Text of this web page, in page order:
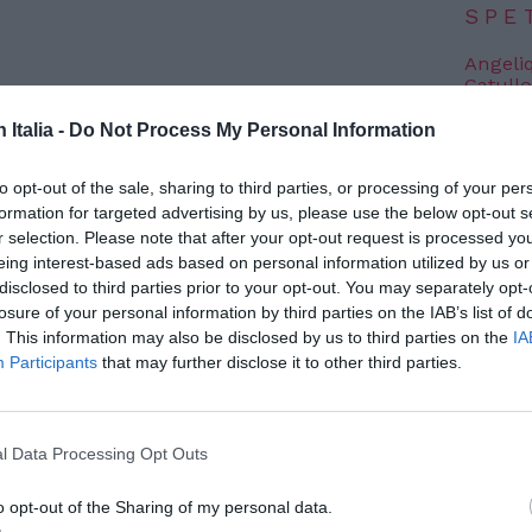
Italia - Do Not Process My Personal Information
opt-out of the sale, sharing to third parties, or processing of your
for targeted advertising by us, please use the below opt-out
selection. Please note that after your opt-out request is processed
interest-based ads based on personal information utilized by us
to third parties prior to your opt-out. You may separately
of your personal information by third parties on the IAB’s list of
This information may also be disclosed by us to third parties on the
Participants that may further disclose it to other third parties.
Data Processing Opt Outs
opt-out of the Sharing of my personal data.
ingiustizia per Harry (nome di fantasia,
di un respingimento illegale da parte
2018. Nonostante abbia vinto la
governative italiane, infatti,il
ostacolato dall’assenza di risposta da
a Tripoli
. A denunciare l’accaduto è
si occupa di soccorrere i migranti in
con i
4